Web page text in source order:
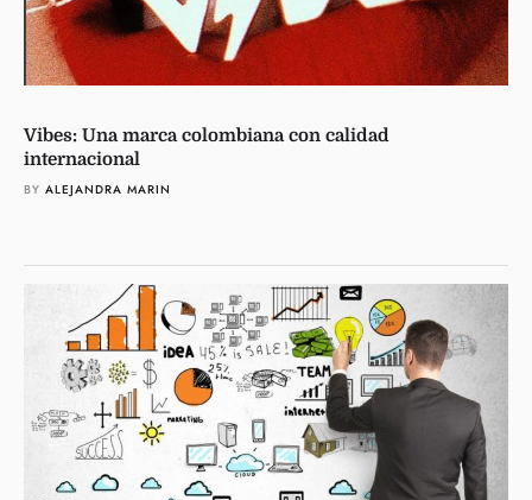
Vibes: Una marca colombiana con calidad
internacional
BY ALEJANDRA MARIN